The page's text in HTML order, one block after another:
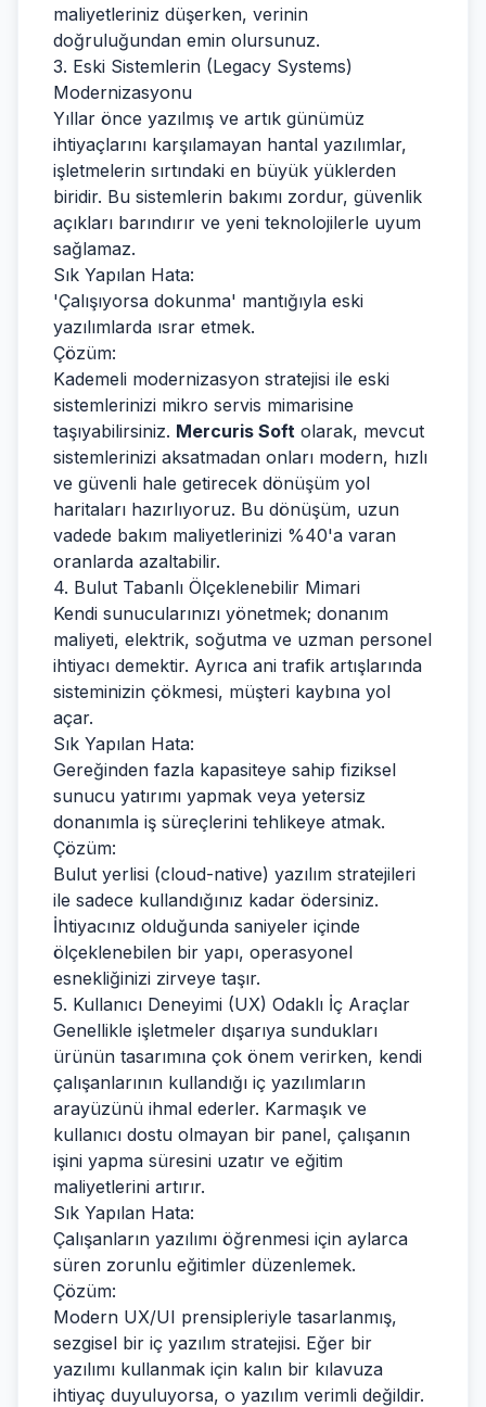
maliyetleriniz düşerken, verinin
doğruluğundan emin olursunuz.
3. Eski Sistemlerin (Legacy Systems)
Modernizasyonu
Yıllar önce yazılmış ve artık günümüz
ihtiyaçlarını karşılamayan hantal yazılımlar,
işletmelerin sırtındaki en büyük yüklerden
biridir. Bu sistemlerin bakımı zordur, güvenlik
açıkları barındırır ve yeni teknolojilerle uyum
sağlamaz.
Sık Yapılan Hata:
'Çalışıyorsa dokunma' mantığıyla eski
yazılımlarda ısrar etmek.
Çözüm:
Kademeli modernizasyon stratejisi ile eski
sistemlerinizi mikro servis mimarisine
taşıyabilirsiniz. Mercuris Soft olarak, mevcut
sistemlerinizi aksatmadan onları modern, hızlı
ve güvenli hale getirecek dönüşüm yol
haritaları hazırlıyoruz. Bu dönüşüm, uzun
vadede bakım maliyetlerinizi %40'a varan
oranlarda azaltabilir.
4. Bulut Tabanlı Ölçeklenebilir Mimari
Kendi sunucularınızı yönetmek; donanım
maliyeti, elektrik, soğutma ve uzman personel
ihtiyacı demektir. Ayrıca ani trafik artışlarında
sisteminizin çökmesi, müşteri kaybına yol
açar.
Sık Yapılan Hata:
Gereğinden fazla kapasiteye sahip fiziksel
sunucu yatırımı yapmak veya yetersiz
donanımla iş süreçlerini tehlikeye atmak.
Çözüm:
Bulut yerlisi (cloud-native) yazılım stratejileri
ile sadece kullandığınız kadar ödersiniz.
İhtiyacınız olduğunda saniyeler içinde
ölçeklenebilen bir yapı, operasyonel
esnekliğinizi zirveye taşır.
5. Kullanıcı Deneyimi (UX) Odaklı İç Araçlar
Genellikle işletmeler dışarıya sundukları
ürünün tasarımına çok önem verirken, kendi
çalışanlarının kullandığı iç yazılımların
arayüzünü ihmal ederler. Karmaşık ve
kullanıcı dostu olmayan bir panel, çalışanın
işini yapma süresini uzatır ve eğitim
maliyetlerini artırır.
Sık Yapılan Hata:
Çalışanların yazılımı öğrenmesi için aylarca
süren zorunlu eğitimler düzenlemek.
Çözüm:
Modern UX/UI prensipleriyle tasarlanmış,
sezgisel bir iç yazılım stratejisi. Eğer bir
yazılımı kullanmak için kalın bir kılavuza
ihtiyaç duyuluyorsa, o yazılım verimli değildir.